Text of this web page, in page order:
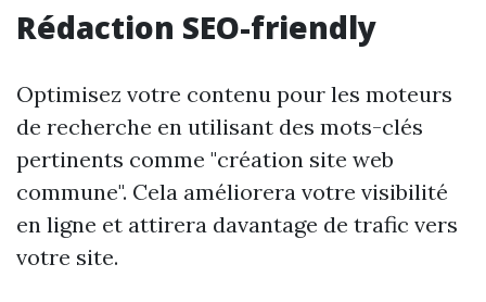
Rédaction SEO-friendly
Optimisez votre contenu pour les moteurs
de recherche en utilisant des mots-clés
pertinents comme "création site web
commune". Cela améliorera votre visibilité
en ligne et attirera davantage de trafic vers
votre site.